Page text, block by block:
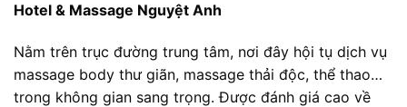
Hotel & Massage Nguyệt Anh
Nằm trên trục đường trung tâm, nơi đây hội tụ dịch vụ
massage body thư giãn, massage thải độc, thể thao…
trong không gian sang trọng. Được đánh giá cao về